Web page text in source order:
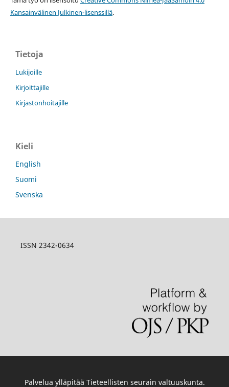
Kansainvälinen Julkinen-lisenssillä.
Tietoja
Lukijoille
Kirjoittajille
Kirjastonhoitajille
Kieli
English
Suomi
Svenska
ISSN 2342-0634
Palvelua ylläpitää Tieteellisten seurain valtuuskunta.